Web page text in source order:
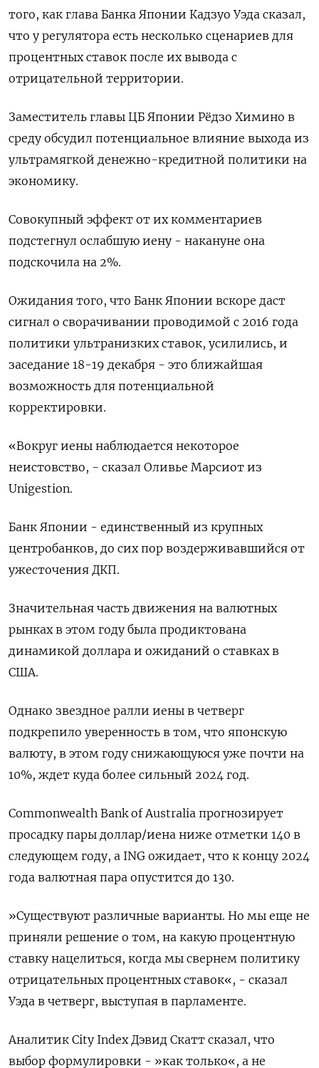
того, как глава Банка Японии Кадзуо Уэда сказал,
что у регулятора есть несколько сценариев для
процентных ставок после их вывода с
отрицательной территории.
Заместитель главы ЦБ Японии Рёдзо Химино в
среду обсудил потенциальное влияние выхода из
ультрамягкой денежно-кредитной политики на
экономику.
Совокупный эффект от их комментариев
подстегнул ослабшую иену - накануне она
подскочила на 2%.
Ожидания того, что Банк Японии вскоре даст
сигнал о сворачивании проводимой с 2016 года
политики ультранизких ставок, усилились, и
заседание 18-19 декабря - это ближайшая
возможность для потенциальной
корректировки.
«Вокруг иены наблюдается некоторое
неистовство, - сказал Оливье Марсиот из
Unigestion.
Банк Японии - единственный из крупных
центробанков, до сих пор воздерживавшийся от
ужесточения ДКП.
Значительная часть движения на валютных
рынках в этом году была продиктована
динамикой доллара и ожиданий о ставках в
США.
Однако звездное ралли иены в четверг
подкрепило уверенность в том, что японскую
валюту, в этом году снижающуюся уже почти на
10%, ждет куда более сильный 2024 год.
Commonwealth Bank of Australia прогнозирует
просадку пары доллар/иена ниже отметки 140 в
следующем году, а ING ожидает, что к концу 2024
года валютная пара опустится до 130.
»Существуют различные варианты. Но мы еще не
приняли решение о том, на какую процентную
ставку нацелиться, когда мы свернем политику
отрицательных процентных ставок«, - сказал
Уэда в четверг, выступая в парламенте.
Аналитик City Index Дэвид Скатт сказал, что
выбор формулировки - »как только«, а не